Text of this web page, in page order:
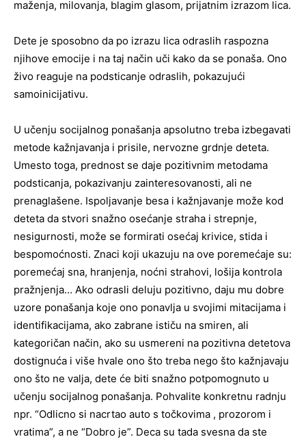
maženja, milovanja, blagim glasom, prijatnim izrazom lica.
Dete je sposobno da po izrazu lica odraslih raspozna
njihove emocije i na taj način uči kako da se ponaša. Ono
živo reaguje na podsticanje odraslih, pokazujući
samoinicijativu.
U učenju socijalnog ponašanja apsolutno treba izbegavati
metode kažnjavanja i prisile, nervozne grdnje deteta.
Umesto toga, prednost se daje pozitivnim metodama
podsticanja, pokazivanju zainteresovanosti, ali ne
prenaglašene. Ispoljavanje besa i kažnjavanje može kod
deteta da stvori snažno osećanje straha i strepnje,
nesigurnosti, može se formirati osećaj krivice, stida i
bespomoćnosti. Znaci koji ukazuju na ove poremećaje su:
poremećaj sna, hranjenja, noćni strahovi, lošija kontrola
pražnjenja… Ako odrasli deluju pozitivno, daju mu dobre
uzore ponašanja koje ono ponavlja u svojimi mitacijama i
identifikacijama, ako zabrane ističu na smiren, ali
kategoričan način, ako su usmereni na pozitivna detetova
dostignuća i više hvale ono što treba nego što kažnjavaju
ono što ne valja, dete će biti snažno potpomognuto u
učenju socijalnog ponašanja. Pohvalite konkretnu radnju
npr. “Odlicno si nacrtao auto s točkovima , prozorom i
vratima”, a ne “Dobro je”. Deca su tada svesna da ste